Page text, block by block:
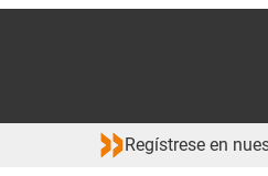
Regístrese en